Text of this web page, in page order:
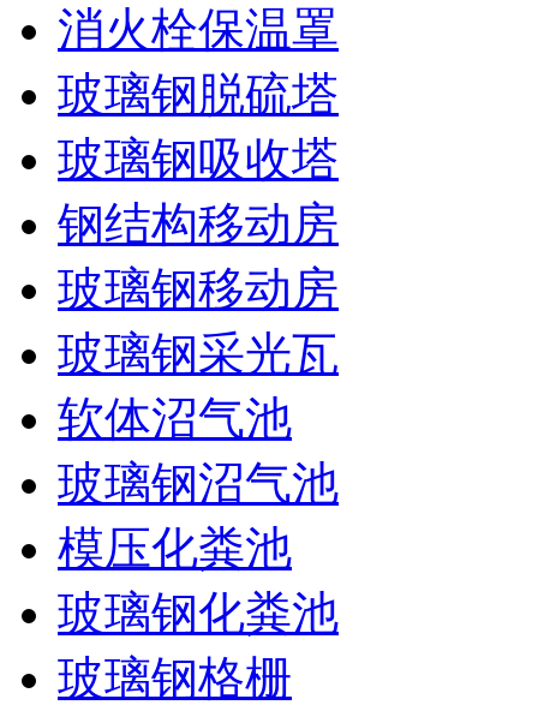
消火栓保温罩
玻璃钢脱硫塔
玻璃钢吸收塔
钢结构移动房
玻璃钢移动房
玻璃钢采光瓦
软体沼气池
玻璃钢沼气池
模压化粪池
玻璃钢化粪池
玻璃钢格栅